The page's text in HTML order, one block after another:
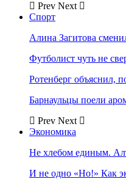
Prev Next
Спорт
Алина Загитова
Футболист чуть не
Ротенберг объяснил,
Барнаульцы поели
Prev Next
Экономика
Не хлебом единым.
И не одно «Но!» Как